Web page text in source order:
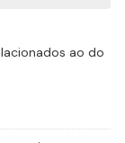
ao do